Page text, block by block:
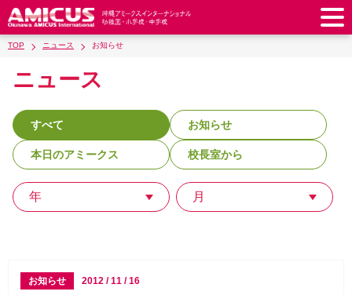
教育理念
教職員紹介 校歌・校章
アミークス・サマースクール ラウンドスクエア
学校施設紹介 学費・諸費一覧
アクセス
幼稚園 預かり保育
制服 サポートランチ
スクールバス SHinE（PTA活動）
小学校
小学校 キッズ／ジュニアクラブ
学童クラブ 制服
中学校
中学校
入園・入学について
学校見学・説明会
在校生保護者の方へ
TOP ニュース お知らせ
ニュース
すべて お知らせ
本日のアミークス 校長室から
年 月
お知らせ 2012 / 11 / 16